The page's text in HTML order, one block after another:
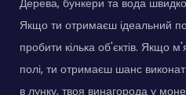
Дерева, бункери та вода
Якщо ти отримаєш ідеальний
пробити кілька об'єктів. Якщо
полі, ти отримаєш шанс
в лунку, твоя винагорода у